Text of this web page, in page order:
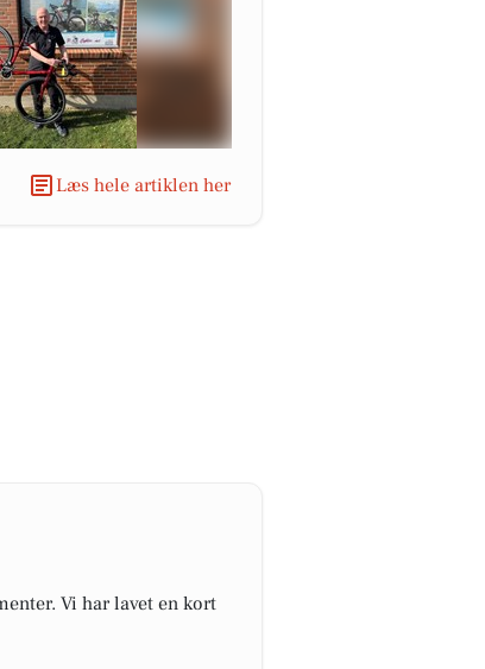
Læs hele artiklen her
Vi har lavet en kort